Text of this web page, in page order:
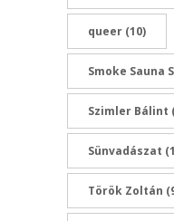
queer (10)
Smoke Sauna
Szimler Bálint
Sünvadászat
Török Zoltán